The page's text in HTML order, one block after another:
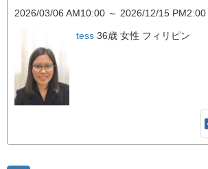
2026/03/06 AM10:00 ～ 2026/12/15 PM2:00
tess 36歳 女性 フィリピン